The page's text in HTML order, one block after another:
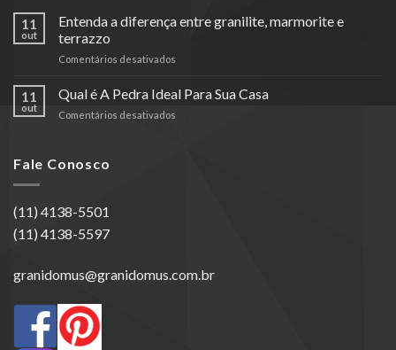
11
out
Entenda a diferença entre granilite, marmorite e
terrazzo
Comentários desativados
a
diferença
11
out
Qual é A Pedra Ideal Para Sua Casa
Comentários desativados
Fale Conosco
(11) 4138-5501
(11) 4138-5597
granidomus@granidomus.com.br